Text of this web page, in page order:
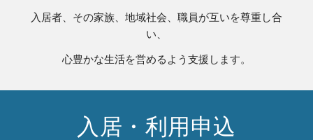
入居者、その家族、地域社会、職員が互いを尊重し合
い、
心豊かな生活を営めるよう支援します。
入居・利用申込